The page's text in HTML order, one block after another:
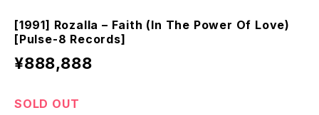
[1991] Rozalla – Faith (In The Power Of Love)
[Pulse-8 Records]
¥888,888
SOLD OUT